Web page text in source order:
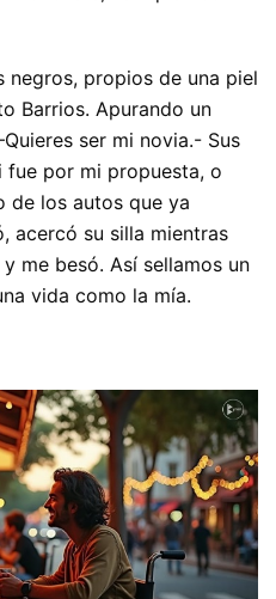
negros, propios de una piel
Barrios. Apurando un
ser mi novia.- Sus
fue por mi propuesta, o
de los autos que ya
acercó su silla mientras
me besó. Así sellamos un
vida como la mía.